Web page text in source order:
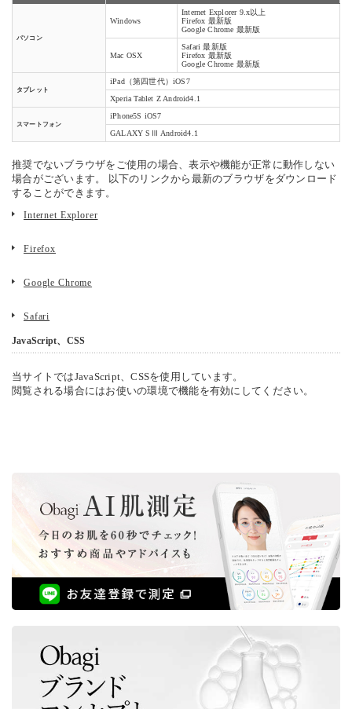
パソコン
Windows
Internet Explorer 9.x以上
Firefox 最新版
Google Chrome 最新版
Mac OSX
Safari 最新版
Firefox 最新版
Google Chrome 最新版
タブレット
iPad（第四世代）iOS7
Xperia Tablet Z Android4.1
スマートフォン
iPhone5S iOS7
GALAXY SⅢ Android4.1
推奨でないブラウザをご使用の場合、表示や機能が正常に動作しない
場合がございます。 以下のリンクから最新のブラウザをダウンロード
することができます。
Internet Explorer
Firefox
Google Chrome
Safari
JavaScript、CSS
当サイトではJavaScript、CSSを使用しています。
閲覧される場合にはお使いの環境で機能を有効にしてください。